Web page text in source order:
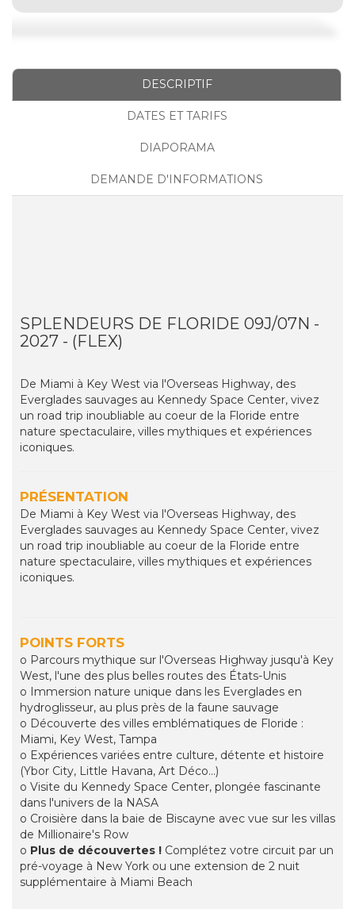
DESCRIPTIF
DATES ET TARIFS
DIAPORAMA
DEMANDE D'INFORMATIONS
SPLENDEURS DE FLORIDE 09J/07N -
2027 - (FLEX)
De Miami à Key West via l'Overseas Highway, des
Everglades sauvages au Kennedy Space Center, vivez
un road trip inoubliable au coeur de la Floride entre
nature spectaculaire, villes mythiques et expériences
iconiques.
PRÉSENTATION
De Miami à Key West via l'Overseas Highway, des
Everglades sauvages au Kennedy Space Center, vivez
un road trip inoubliable au coeur de la Floride entre
nature spectaculaire, villes mythiques et expériences
iconiques.
POINTS FORTS
o Parcours mythique sur l'Overseas Highway jusqu'à Key
West, l'une des plus belles routes des États-Unis
o Immersion nature unique dans les Everglades en
hydroglisseur, au plus près de la faune sauvage
o Découverte des villes emblématiques de Floride :
Miami, Key West, Tampa
o Expériences variées entre culture, détente et histoire
(Ybor City, Little Havana, Art Déco...)
o Visite du Kennedy Space Center, plongée fascinante
dans l'univers de la NASA
o Croisière dans la baie de Biscayne avec vue sur les villas
de Millionaire's Row
o Plus de découvertes ! Complétez votre circuit par un
pré-voyage à New York ou une extension de 2 nuit
supplémentaire à Miami Beach